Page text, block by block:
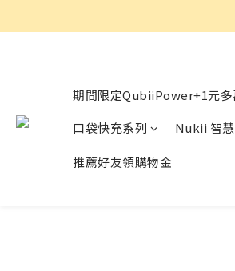
期間限定QubiiPower+1元多
口袋快充系列
Nukii 智
推薦好友領購物金